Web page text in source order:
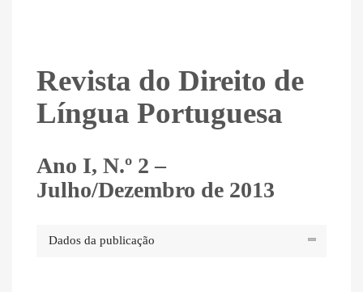
Revista do Direito de
Língua Portuguesa
Ano I, N.º 2 –
Julho/Dezembro de 2013
Dados da publicação